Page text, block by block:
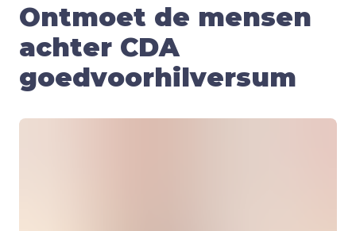
Ontmoet de mensen
achter CDA
goedvoorhilversum